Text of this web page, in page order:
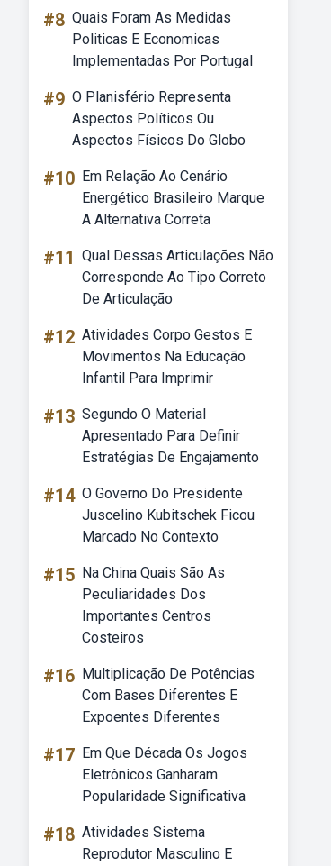
#8 Quais Foram As Medidas
Politicas E Economicas
Implementadas Por Portugal
#9 O Planisfério Representa
Aspectos Políticos Ou
Aspectos Físicos Do Globo
#10 Em Relação Ao Cenário
Energético Brasileiro Marque
A Alternativa Correta
#11 Qual Dessas Articulações Não
Corresponde Ao Tipo Correto
De Articulação
#12 Atividades Corpo Gestos E
Movimentos Na Educação
Infantil Para Imprimir
#13 Segundo O Material
Apresentado Para Definir
Estratégias De Engajamento
#14 O Governo Do Presidente
Juscelino Kubitschek Ficou
Marcado No Contexto
#15 Na China Quais São As
Peculiaridades Dos
Importantes Centros
Costeiros
#16 Multiplicação De Potências
Com Bases Diferentes E
Expoentes Diferentes
#17 Em Que Década Os Jogos
Eletrônicos Ganharam
Popularidade Significativa
#18 Atividades Sistema
Reprodutor Masculino E